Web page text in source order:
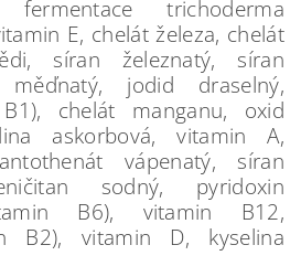
trichoderma
E, chelát železa, chelát
síran železnatý, síran
jodid draselný,
chelát manganu, oxid
askorbová, vitamin A,
vápenatý, síran
sodný, pyridoxin
B6), vitamin B12,
B2), vitamin D, kyselina